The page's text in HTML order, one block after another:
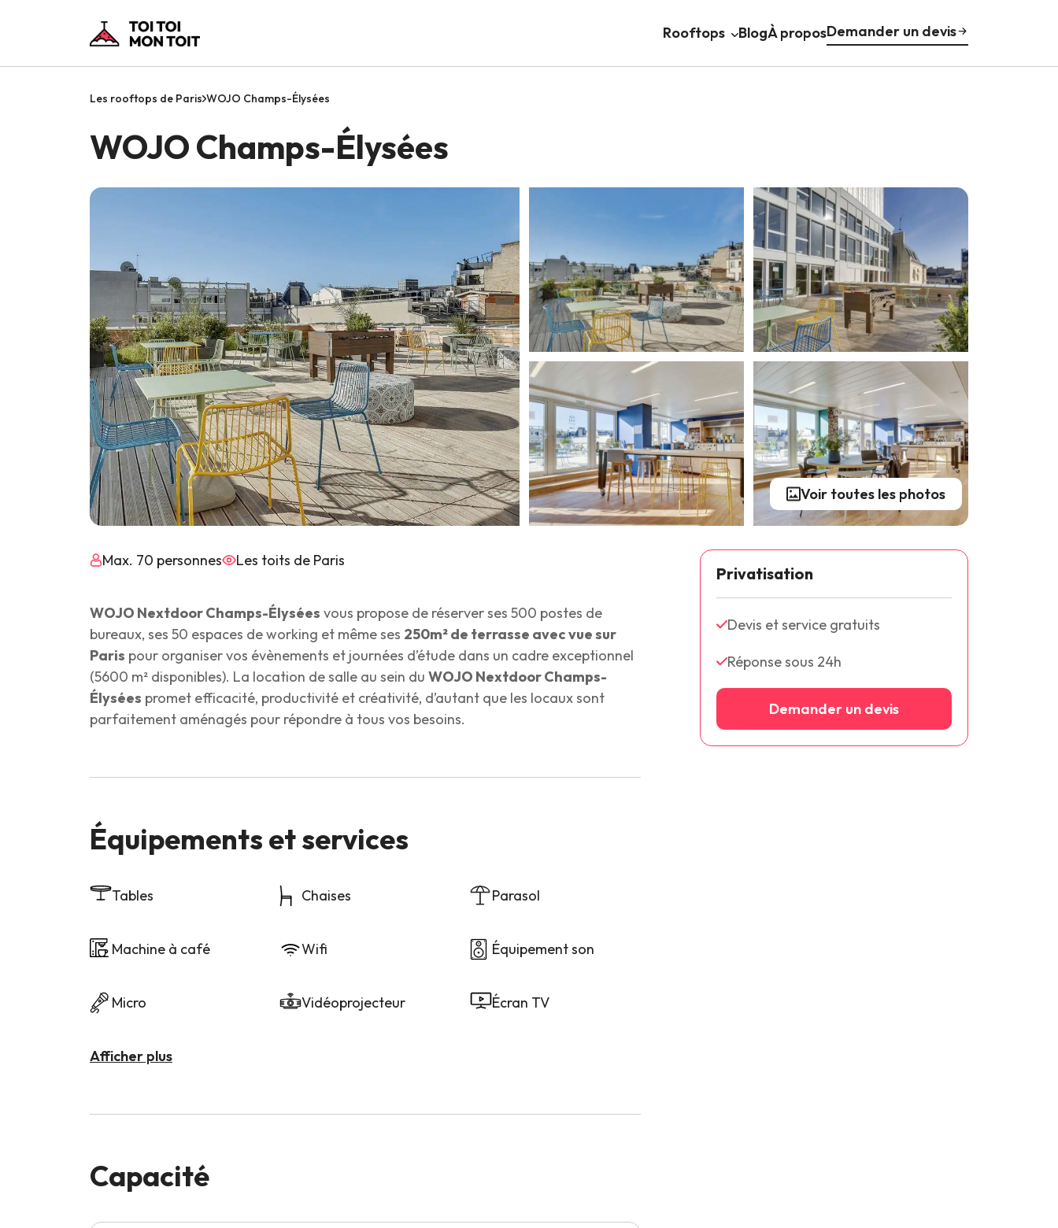
Rooftops BlogÀ proposDemander un devis
Les rooftops de Paris WOJO Champs-Élysées
WOJO Champs-Élysées
Voir toutes les photos
Max. 70 personnes Les toits de Paris
WOJO Nextdoor Champs-Élysées vous propose de réserver ses 500 postes de
bureaux, ses 50 espaces de working et même ses 250m² de terrasse avec vue sur
Paris pour organiser vos évènements et journées d’étude dans un cadre exceptionnel
(5600 m² disponibles). La location de salle au sein du WOJO Nextdoor Champs-
Élysées promet efficacité, productivité et créativité, d’autant que les locaux sont
parfaitement aménagés pour répondre à tous vos besoins.
Équipements et services
Tables Chaises Parasol
Machine à café Wifi Équipement son
Micro Vidéoprojecteur Écran TV
Afficher plus
Capacité
Privatisation
Devis et service gratuits
Réponse sous 24h
Demander un devis